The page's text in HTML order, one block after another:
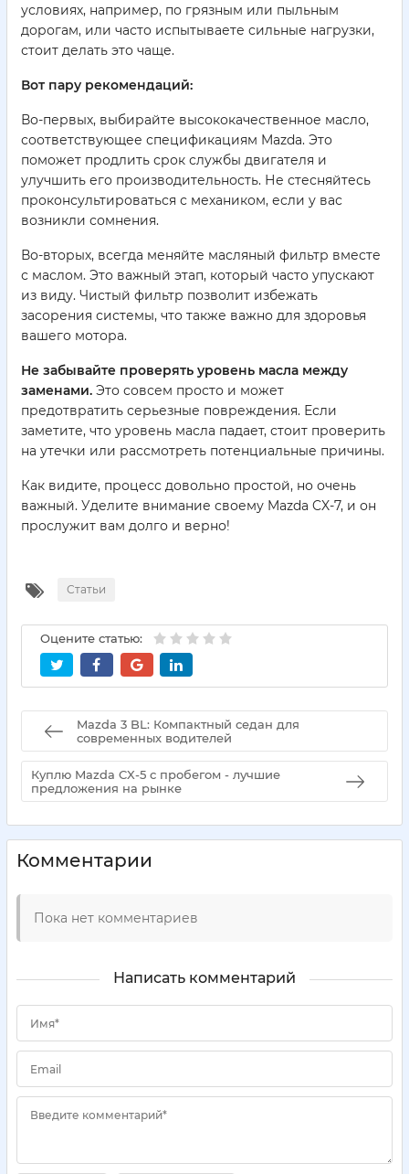
условиях, например, по грязным или пыльным
дорогам, или часто испытываете сильные нагрузки,
стоит делать это чаще.
Вот пару рекомендаций:
Во-первых, выбирайте высококачественное масло,
соответствующее спецификациям Mazda. Это
поможет продлить срок службы двигателя и
улучшить его производительность. Не стесняйтесь
проконсультироваться с механиком, если у вас
возникли сомнения.
Во-вторых, всегда меняйте масляный фильтр вместе
с маслом. Это важный этап, который часто упускают
из виду. Чистый фильтр позволит избежать
засорения системы, что также важно для здоровья
вашего мотора.
Не забывайте проверять уровень масла между
заменами. Это совсем просто и может
предотвратить серьезные повреждения. Если
заметите, что уровень масла падает, стоит проверить
на утечки или рассмотреть потенциальные причины.
Как видите, процесс довольно простой, но очень
важный. Уделите внимание своему Mazda CX-7, и он
прослужит вам долго и верно!
Статьи
Оцените статью:
Mazda 3 BL: Компактный седан для
современных водителей
Куплю Mazda CX-5 с пробегом - лучшие
предложения на рынке
Комментарии
Пока нет комментариев
Написать комментарий
Имя*
Email
Введите комментарий*